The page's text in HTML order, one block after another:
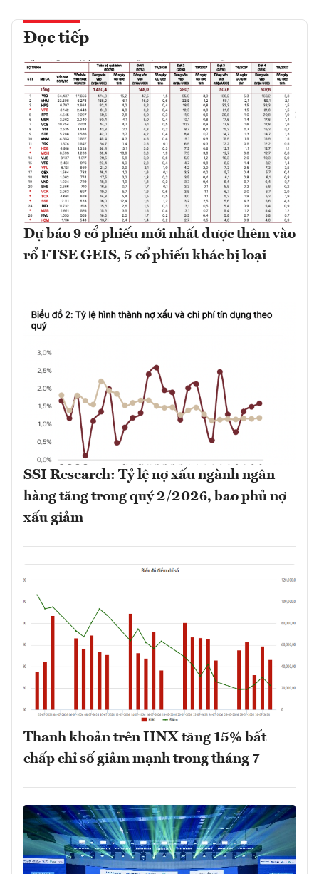
Đọc tiếp
Dự báo 9 cổ phiếu mới nhất được thêm vào
rổ FTSE GEIS, 5 cổ phiếu khác bị loại
SSI Research: Tỷ lệ nợ xấu ngành ngân
hàng tăng trong quý 2/2026, bao phủ nợ
xấu giảm
Thanh khoản trên HNX tăng 15% bất
chấp chỉ số giảm mạnh trong tháng 7